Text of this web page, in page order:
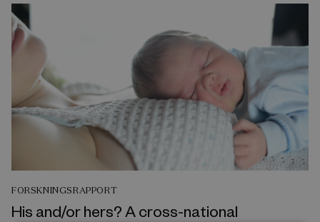
FORSKNINGSRAPPORT
His and/or hers? A cross-national